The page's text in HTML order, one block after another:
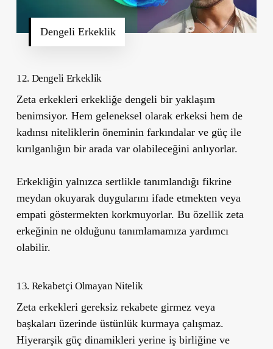
Dengeli Erkeklik
12. Dengeli Erkeklik
Zeta erkekleri erkekliğe dengeli bir yaklaşım
benimsiyor. Hem geleneksel olarak erkeksi hem de
kadınsı niteliklerin öneminin farkındalar ve güç ile
kırılganlığın bir arada var olabileceğini anlıyorlar.
Erkekliğin yalnızca sertlikle tanımlandığı fikrine
meydan okuyarak duygularını ifade etmekten veya
empati göstermekten korkmuyorlar. Bu özellik zeta
erkeğinin ne olduğunu tanımlamamıza yardımcı
olabilir.
13. Rekabetçi Olmayan Nitelik
Zeta erkekleri gereksiz rekabete girmez veya
başkaları üzerinde üstünlük kurmaya çalışmaz.
Hiyerarşik güç dinamikleri yerine iş birliğine ve